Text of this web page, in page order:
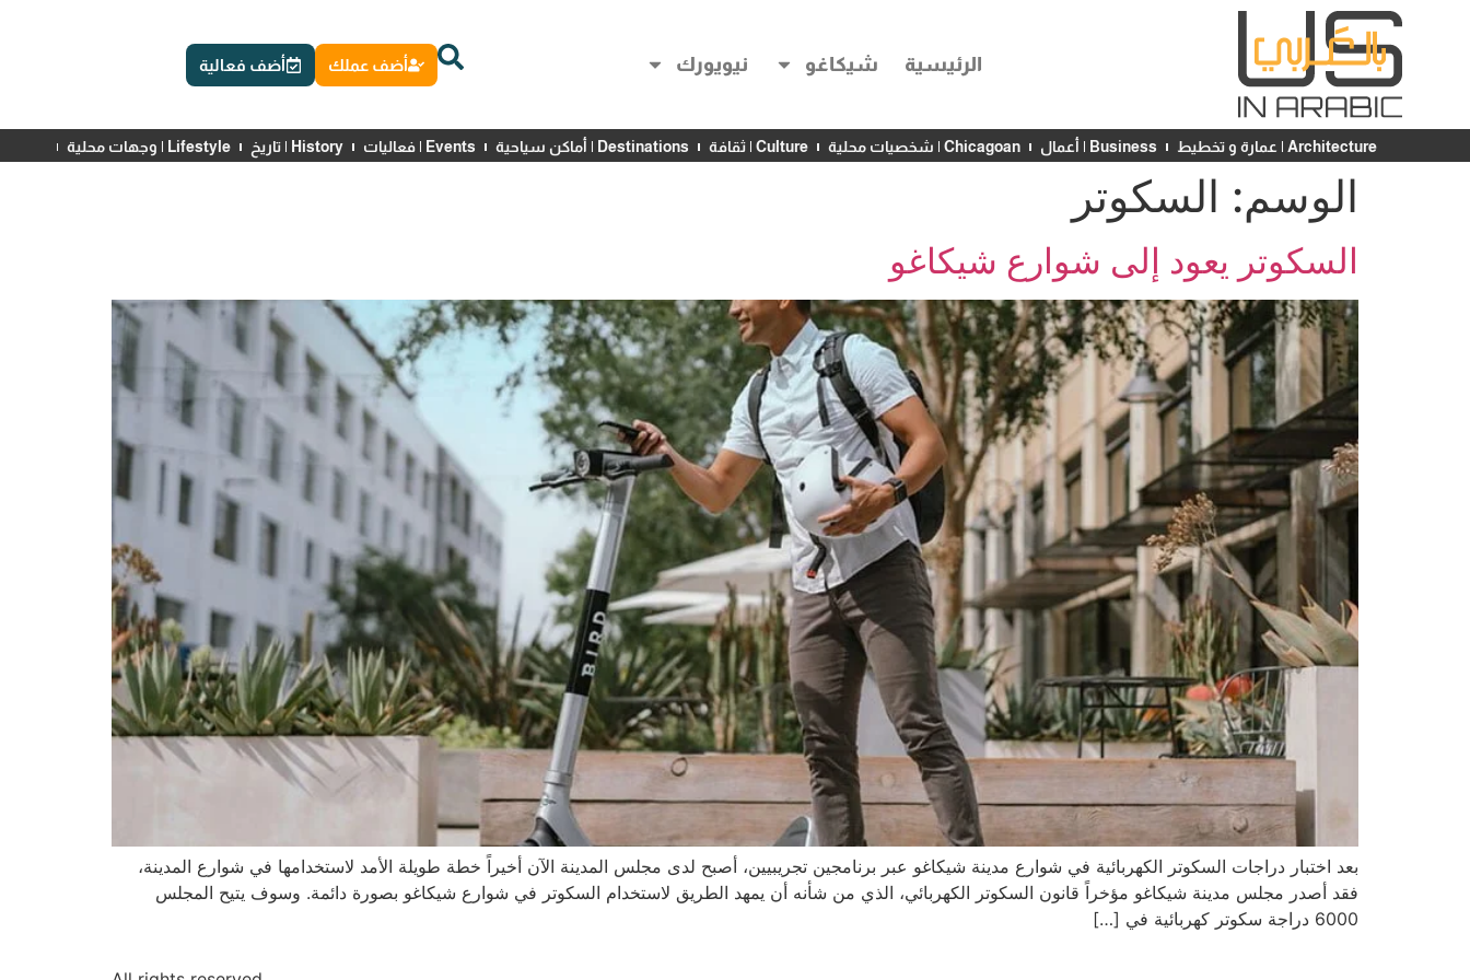
الرئيسية شيكاغو نيويورك أضف عملك أضف فعالية
Architecture | عمارة و تخطيط Business | أعمال Chicagoan | شخصيات محلية Culture | ثقافة Destinations | أماكن سياحية Events | فعاليات History | تاريخ Lifestyle | وجهات محلية
الوسم: السكوتر
السكوتر يعود إلى شوارع شيكاغو
بعد اختبار دراجات السكوتر الكهربائية في شوارع مدينة شيكاغو عبر برنامجين تجريبيين، أصبح لدى مجلس المدينة الآن أخيراً خطة طويلة الأمد لاستخدامها في شوارع المدينة،
فقد أصدر مجلس مدينة شيكاغو مؤخراً قانون السكوتر الكهربائي، الذي من شأنه أن يمهد الطريق لاستخدام السكوتر في شوارع شيكاغو بصورة دائمة. وسوف يتيح المجلس
6000 دراجة سكوتر كهربائية في […]